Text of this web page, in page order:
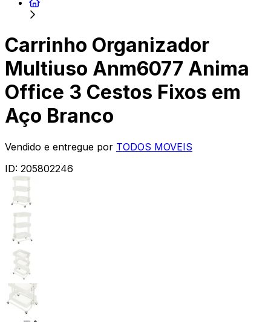
Carrinho Organizador
Multiuso Anm6077 Anima
Office 3 Cestos Fixos em
Aço Branco
Vendido e entregue por TODOS MOVEIS
ID: 205802246